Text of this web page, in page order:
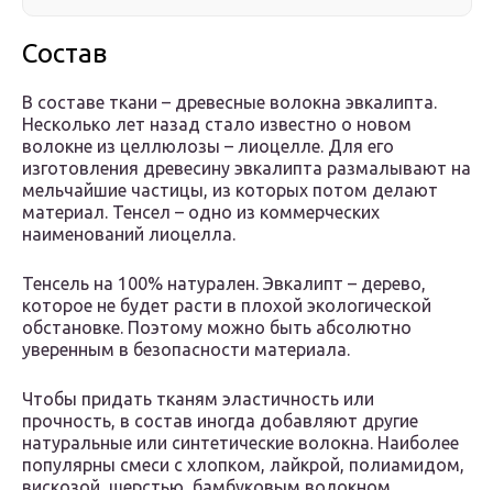
Состав
В составе ткани – древесные волокна эвкалипта.
Несколько лет назад стало известно о новом
волокне из целлюлозы – лиоцелле. Для его
изготовления древесину эвкалипта размалывают на
мельчайшие частицы, из которых потом делают
материал. Тенсел – одно из коммерческих
наименований лиоцелла.
Тенсель на 100% натурален. Эвкалипт – дерево,
которое не будет расти в плохой экологической
обстановке. Поэтому можно быть абсолютно
уверенным в безопасности материала.
Чтобы придать тканям эластичность или
прочность, в состав иногда добавляют другие
натуральные или синтетические волокна. Наиболее
популярны смеси с хлопком, лайкрой, полиамидом,